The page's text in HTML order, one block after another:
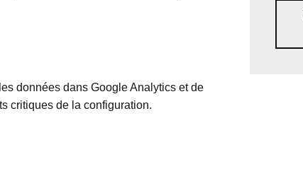
données dans Google Analytics et de
critiques de la configuration.